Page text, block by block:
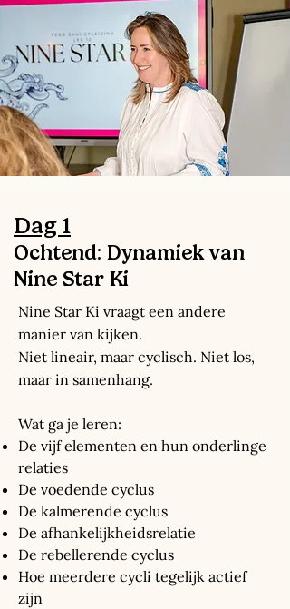
Dag 1
Ochtend: Dynamiek van
Nine Star Ki
Nine Star Ki vraagt een andere
manier van kijken.
Niet lineair, maar cyclisch. Niet los,
maar in samenhang.
Wat ga je leren:
De vijf elementen en hun onderlinge
relaties
De voedende cyclus
De kalmerende cyclus
De afhankelijkheidsrelatie
De rebellerende cyclus
Hoe meerdere cycli tegelijk actief
zijn